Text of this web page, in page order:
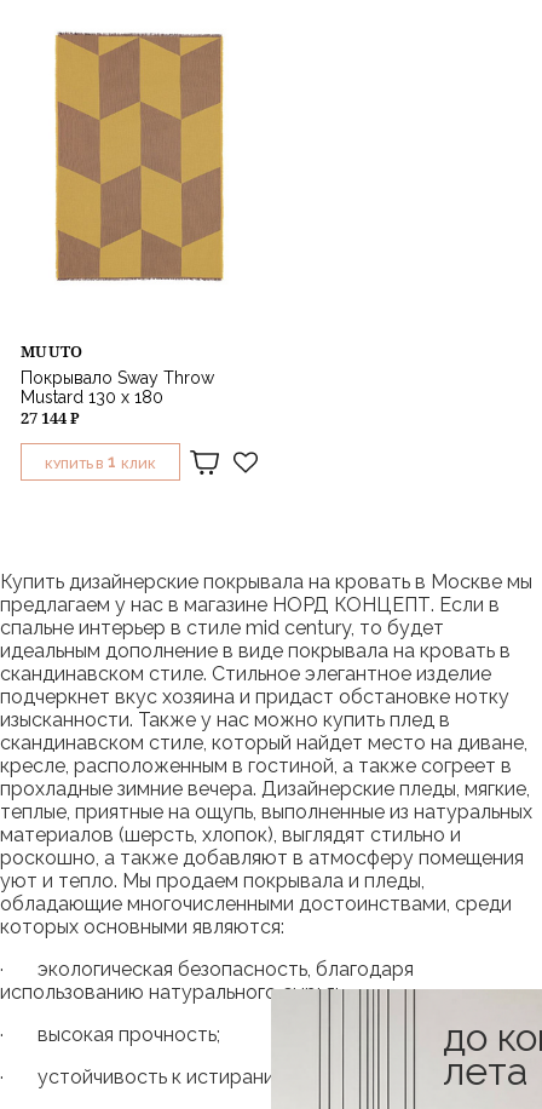
MUUTO
Покрывало Sway Throw
Mustard 130 x 180
27 144 ₽
КУПИТЬ В 1 КЛИК
Купить дизайнерские покрывала на кровать в Москве мы
предлагаем у нас в магазине НОРД КОНЦЕПТ. Если в
спальне интерьер в стиле mid century, то будет
идеальным дополнение в виде покрывала на кровать в
скандинавском стиле. Стильное элегантное изделие
подчеркнет вкус хозяина и придаст обстановке нотку
изысканности. Также у нас можно купить плед в
скандинавском стиле, который найдет место на диване,
кресле, расположенным в гостиной, а также согреет в
прохладные зимние вечера. Дизайнерские пледы, мягкие,
теплые, приятные на ощупь, выполненные из натуральных
материалов (шерсть, хлопок), выглядят стильно и
роскошно, а также добавляют в атмосферу помещения
уют и тепло. Мы продаем покрывала и пледы,
обладающие многочисленными достоинствами, среди
которых основными являются:
· экологическая безопасность, благодаря
использованию натурального сырья;
· высокая прочность;
· устойчивость к истиранию;
до
лета